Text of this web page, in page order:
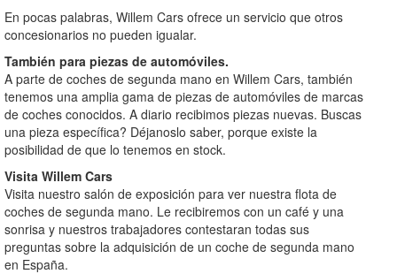
En pocas palabras, Willem Cars ofrece un servicio que otros
concesionarios no pueden igualar.
También para piezas de automóviles.
A parte de coches de segunda mano en Willem Cars, también
tenemos una amplia gama de piezas de automóviles de marcas
de coches conocidos. A diario recibimos piezas nuevas. Buscas
una pieza específica? Déjanoslo saber, porque existe la
posibilidad de que lo tenemos en stock.
Visita Willem Cars
Visita nuestro salón de exposición para ver nuestra flota de
coches de segunda mano. Le recibiremos con un café y una
sonrisa y nuestros trabajadores contestaran todas sus
preguntas sobre la adquisición de un coche de segunda mano
en España.